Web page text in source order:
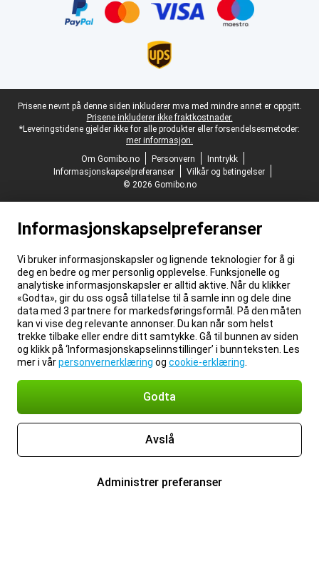
Juridisk bunntekst
Prisene nevnt på denne siden inkluderer mva med mindre annet er oppgitt.
Prisene inkluderer ikke fraktkostnader.
*Leveringstidene gjelder ikke for alle produkter eller forsendelsesmetoder:
mer informasjon.
Om Gomibo.no
Personvern
Inntrykk
Informasjonskapselpreferanser
Vilkår og betingelser
© 2026 Gomibo.no
Informasjonskapselpreferanser
Vi bruker informasjonskapsler og lignende teknologier for å gi
deg en bedre og mer personlig opplevelse. Funksjonelle og
analytiske informasjonskapsler er alltid aktive. Når du klikker
«Godta», gir du oss også tillatelse til å samle inn og dele dine
data med 3 partnere for markedsføringsformål. På den måten
kan vi vise deg relevante annonser. Du kan når som helst
trekke tilbake eller endre ditt samtykke. Gå til bunnen av siden
og klikk på ‘Informasjonskapselinnstillinger’ i bunnteksten. Les
mer i vårpersonvernerklæring og cookie-erklæring
Godta
Avslå
Administrer preferanser